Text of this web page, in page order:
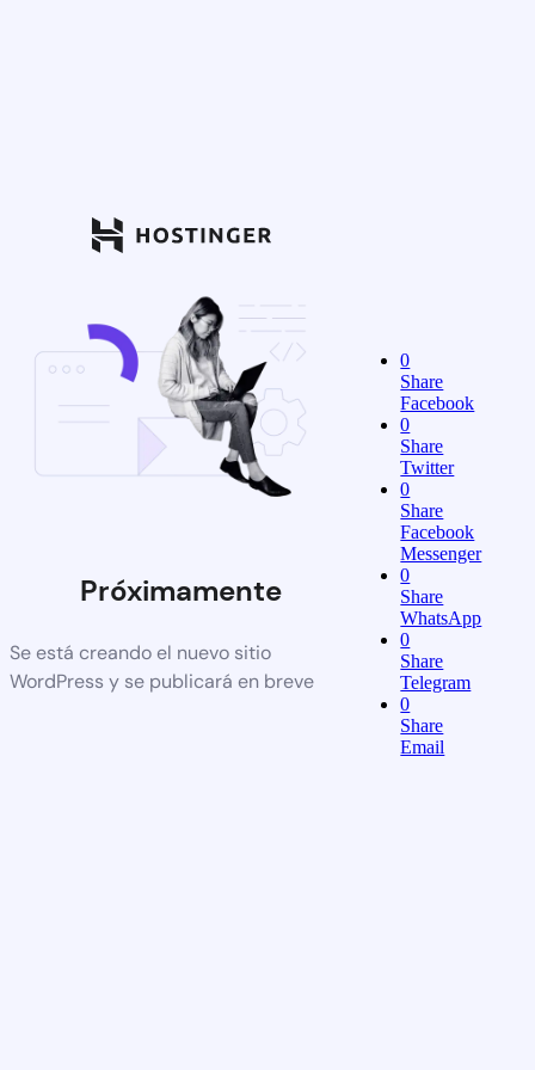
Próximamente
Se está creando el nuevo sitio
WordPress y se publicará en breve
0
Share
Facebook
0
Share
Twitter
0
Share
Facebook
Messenger
0
Share
WhatsApp
0
Share
Telegram
0
Share
Email